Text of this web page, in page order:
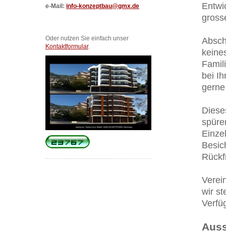
e-Mail: info-konzeptbau@gmx.de
Oder nutzen Sie einfach unser
Kontaktformular.
bei
wir